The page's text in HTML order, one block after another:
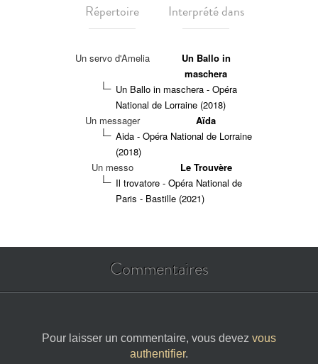
Répertoire Interprété dans
Un servo d'Amelia
Un Ballo in
maschera
Un Ballo in maschera - Opéra
National de Lorraine (2018)
Un messager
Aïda
Aida - Opéra National de Lorraine
(2018)
Un messo
Le Trouvère
Il trovatore - Opéra National de
Paris - Bastille (2021)
Commentaires
Pour laisser un commentaire, vous devez vous
authentifier.